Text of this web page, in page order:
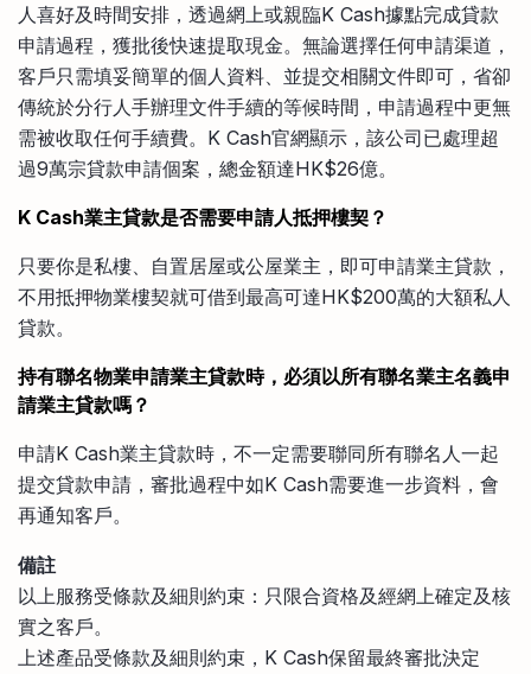
人喜好及時間安排，透過網上或親臨K Cash據點完成貸款
申請過程，獲批後快速提取現金。無論選擇任何申請渠道，
客戶只需填妥簡單的個人資料、並提交相關文件即可，省卻
傳統於分行人手辦理文件手續的等候時間，申請過程中更無
需被收取任何手續費。K Cash官網顯示，該公司已處理超
過9萬宗貸款申請個案，總金額達HK$26億。
K Cash業主貸款是否需要申請人抵押樓契？
只要你是私樓、自置居屋或公屋業主，即可申請業主貸款，
不用抵押物業樓契就可借到最高可達HK$200萬的大額私人
貸款。
持有聯名物業申請業主貸款時，必須以所有聯名業主名義申
請業主貸款嗎？
申請K Cash業主貸款時，不一定需要聯同所有聯名人一起
提交貸款申請，審批過程中如K Cash需要進一步資料，會
再通知客戶。
備註
以上服務受條款及細則約束：只限合資格及經網上確定及核
實之客戶。
上述產品受條款及細則約束，K Cash保留最終審批決定